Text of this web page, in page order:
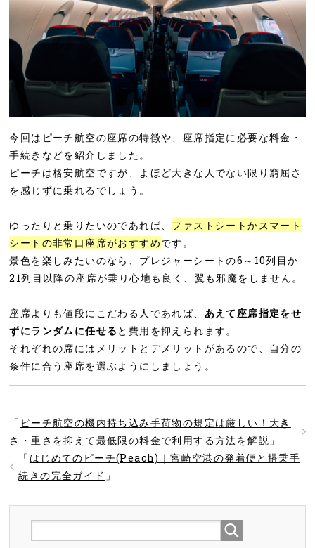
今回はピーチ航空の座席の特徴や、座席指定に必要な料金・
手続きなどを紹介しました。
ピーチは格安航空ですが、よほど大きな人でない限り窮屈さ
を感じずに乗れるでしょう。
ゆったりと乗りたいのであれば、 ファストシートかスマート
シートの非常口座席がおすすめです。
景色を楽しみたいのなら、プレジャーシートの6～10列目か
21列目以降の座席が乗り心地も良く、翼も邪魔をしません。
座席よりも値段にこだわる人であれば、 あえて座席指定をせ
ずにランダムに任せる と費用を抑えられます。
それぞれの席にはメリットとデメリットがあるので、自分の
条件に合う座席を選ぶようにしましょう。
「 ピーチ航空の機内持ち込み手荷物の規定は厳しい！大き
さ・重さを抑えて最低限の料金で利用する方法を解説 」
「 はじめてのピーチ(Peach)｜宮崎空港の発着便と搭乗手
続きの完全ガイド 」